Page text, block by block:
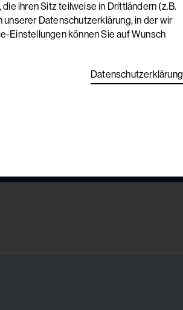
ihren Sitz teilweise in Drittländern (z.B.
unserer Datenschutzerklärung, in der wir
Einstellungen können Sie auf Wunsch
Datenschutzerklärung